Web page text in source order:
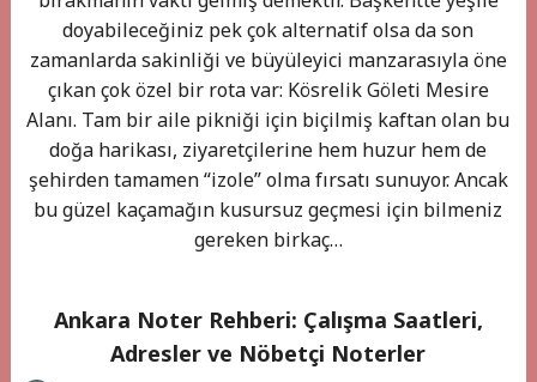
doyabileceğiniz pek çok alternatif olsa da son
zamanlarda sakinliği ve büyüleyici manzarasıyla öne
çıkan çok özel bir rota var: Kösrelik Göleti Mesire
Alanı. Tam bir aile pikniği için biçilmiş kaftan olan bu
doğa harikası, ziyaretçilerine hem huzur hem de
şehirden tamamen “izole” olma fırsatı sunuyor. Ancak
bu güzel kaçamağın kusursuz geçmesi için bilmeniz
gereken birkaç…
Ankara Noter Rehberi: Çalışma Saatleri,
Adresler ve Nöbetçi Noterler